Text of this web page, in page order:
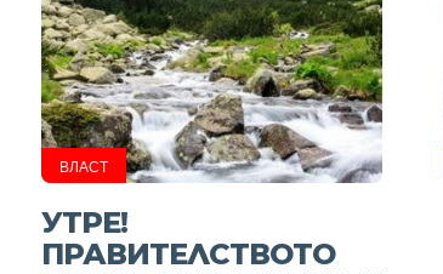
ВЛАСТ
УТРЕ!
ПРАВИТЕЛСТВОТО